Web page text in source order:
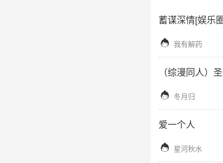
蓄谋深情[娱乐
 我有解药
（综漫同人）
 冬月归
爱一个人
 星河秋水